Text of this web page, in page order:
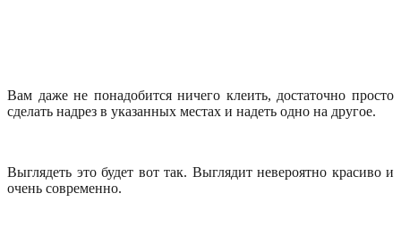
Вам даже не понадобится ничего клеить, достаточно просто
сделать надрез в указанных местах и надеть одно на другое.
Выглядеть это будет вот так. Выглядит невероятно красиво и
очень современно.